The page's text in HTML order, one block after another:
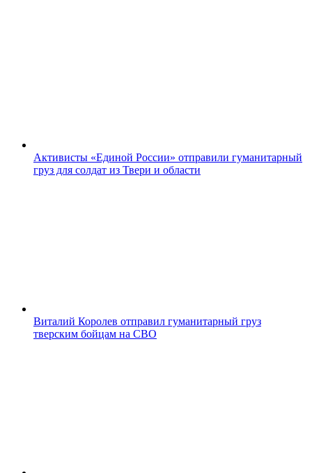
Активисты «Единой России» отправили гуманитарный
груз для солдат из Твери и области
Виталий Королев отправил гуманитарный груз
тверским бойцам на СВО